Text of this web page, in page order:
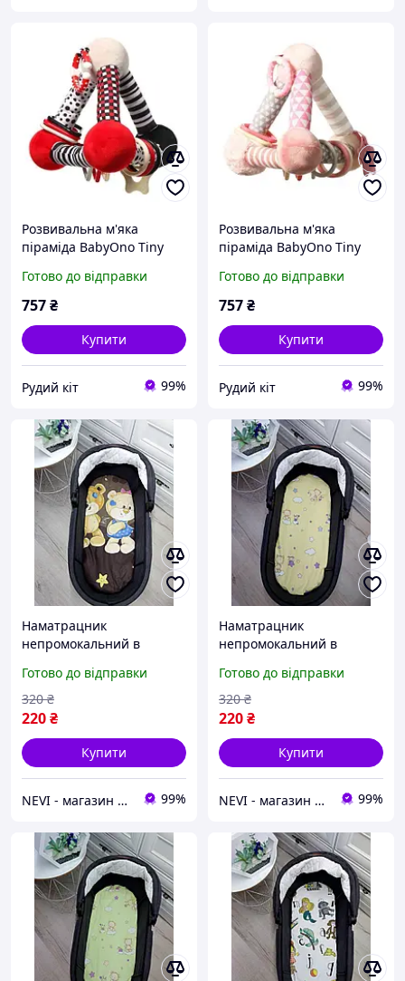
Розвивальна м'яка
піраміда BabyOno Tiny
народження
Готово до відправки
757₴
Купити
Рудий кіт 99%
Розвивальна м'яка
піраміда BabyOno Tiny
народження рожева
Готово до відправки
757₴
Купити
Рудий кіт 99%
Наматрацник
непромокальний в
новонароджених
Готово до відправки
220₴
320 ₴
Купити
NEVI - магазин дитячих товарів 99%
Наматрацник
непромокальний в
новонароджених
Готово до відправки
220₴
320 ₴
Купити
NEVI - магазин дитячих товарів 99%